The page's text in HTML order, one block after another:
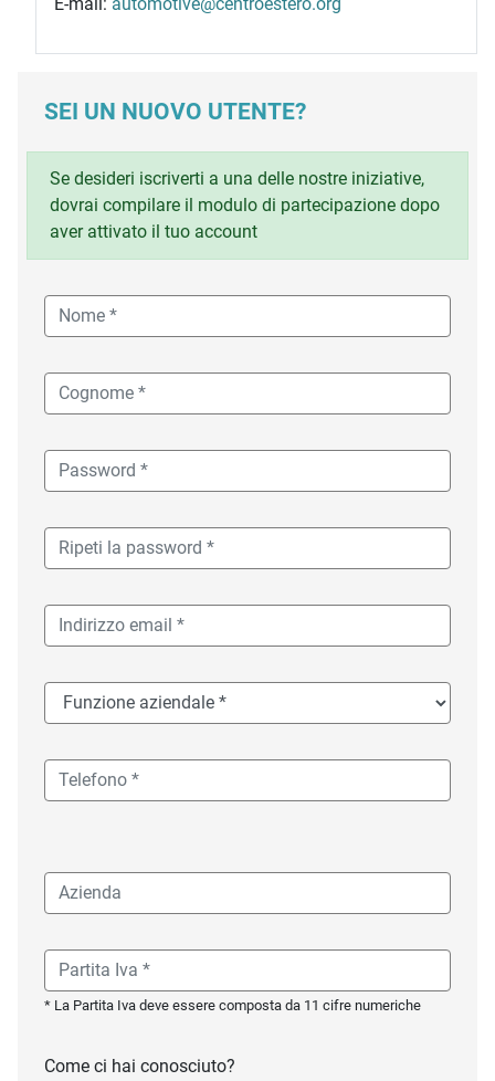
SEI UN NUOVO UTENTE?
Se desideri iscriverti a una delle nostre iniziative,
dovrai compilare il modulo di partecipazione dopo
aver attivato il tuo account
* La Partita Iva deve essere composta da 11 cifre numeriche
Come ci hai conosciuto?